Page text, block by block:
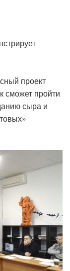
проект
сможет пройти
сыра и